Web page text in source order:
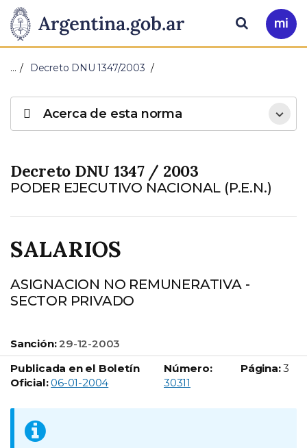
Presidencia
de
Nación
Pasar al contenido principal
Ir
a
Buscar
… Decreto DNU 1347/2003
Decreto DNU 1347 / 2003
PODER EJECUTIVO NACIONAL (P.E.N.)
SALARIOS
ASIGNACION NO REMUNERATIVA -
SECTOR PRIVADO
Sanción: 29-12-2003
Publicada en el Boletín
Oficial: 06-01-2004
Número:
Boletín Oficial número:
30311
Página: 3
Acerca de esta norma